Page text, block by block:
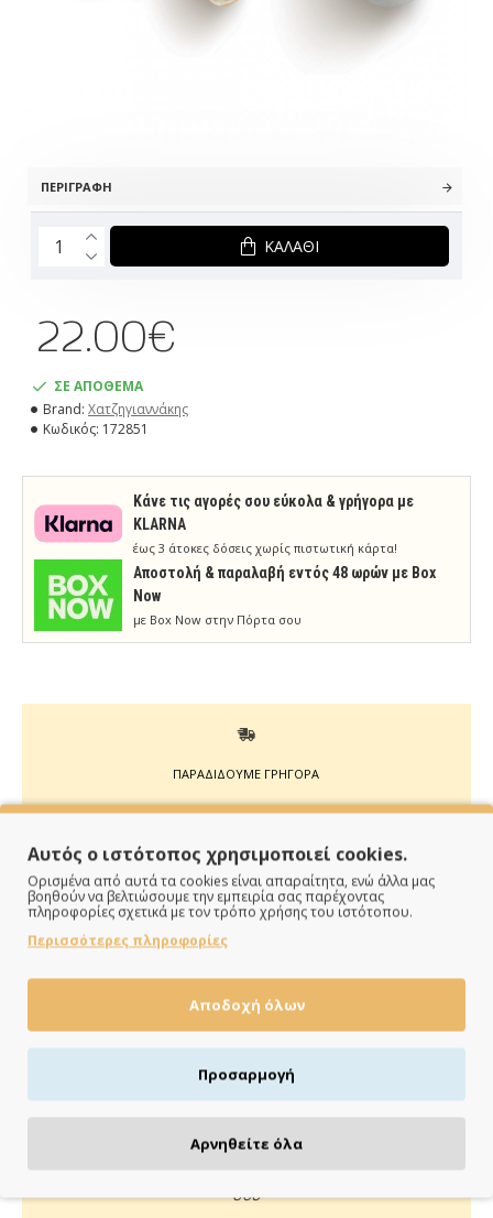
ΠΕΡΙΓΡΑΦΉ
ΣΕ ΑΠΟΘΕΜΑ
Brand: Χατζηγιαννάκης
Κωδικός: 172851
22.00€
ΚΑΛΆΘΙ
Κάνε τις αγορές σου εύκολα & γρήγορα με
KLARNA
έως 3 άτοκες δόσεις χωρίς πιστωτική κάρτα!
Aποστολή & παραλαβή εντός 48 ωρών με Box
Now
με Box Now στην Πόρτα σου
ΠΑΡΑΔΙΔΟΥΜΕ ΓΡΗΓΟΡΑ
ημέρες
Πιστωτική/χρεωστική κάρτα, αντικαταβολή ή κατάθεση
Κάλεσέ μας ή στείλε μας email για οποιαδήποτε απορία
σου
Αυτός ο ιστότοπος χρησιμοποιεί cookies.
Ορισμένα από αυτά τα cookies είναι απαραίτητα, ενώ άλλα μας
βοηθούν να βελτιώσουμε την εμπειρία σας παρέχοντας
πληροφορίες σχετικά με τον τρόπο χρήσης του ιστότοπου.
Περισσότερες πληροφορίες
Αποδοχή όλων
Προσαρμογή
Αρνηθείτε όλα